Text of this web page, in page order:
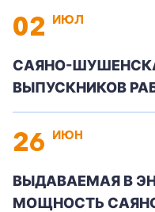
02 ИЮЛ
САЯНО-
ВЫПУСКНИКОВ
26 ИЮН
ВЫДАВАЕМАЯ В
МОЩНОСТЬ